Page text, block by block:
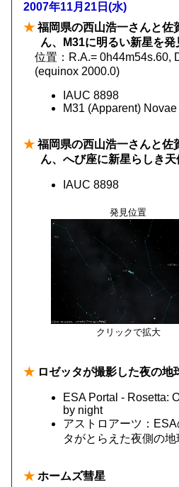
2007年11月21日(水)
★福岡県の西山浩一さんと佐
ん、M31に明るい新星を発
位置：R.A.= 0h44m54s.60,
(equinox 2000.0)
IAUC 8898
M31 (Apparent)
★福岡県の西山浩一さんと佐
ん、へび座に新星らしき
IAUC 8898
発見位置
クリックで拡大
★ ロゼッタが撮影した夜の地
ESA Portal - Rosetta:
by night
アストロアーツ：
タがとらえた夜側の地
★ ホームズ彗星